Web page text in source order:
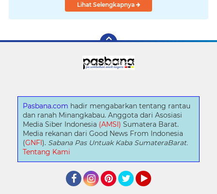
Lihat Selengkapnya
Pasbana.com hadir mengabarkan tentang rantau
dan ranah Minangkabau. Anggota dari Asosiasi
Media Siber Indonesia (AMSI) Sumatera Barat.
Media rekanan dari Good News From Indonesia
(GNFI). Sabana Pas Untuak Kaba SumateraBarat.
Tentang Kami